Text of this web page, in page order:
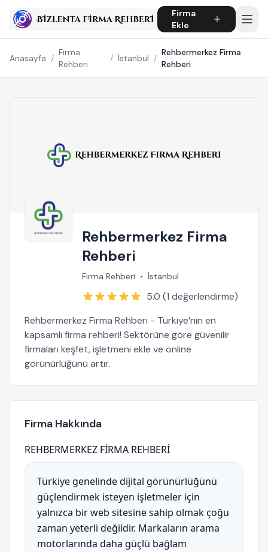
Firma
Ekle
Anasayfa /
Firma
Rehberi
/ İstanbul /
Rehbermerkez Firma
Rehberi
Rehbermerkez Firma
Rehberi
Firma Rehberi • İstanbul
5.0 (1 değerlendirme)
Rehbermerkez Firma Rehberi - Türkiye’nin en
kapsamlı firma rehberi! Sektörüne göre güvenilir
firmaları keşfet, işletmeni ekle ve online
görünürlüğünü artır.
Firma Hakkında
REHBERMERKEZ FİRMA REHBERİ
Türkiye genelinde dijital görünürlüğünü
güçlendirmek isteyen işletmeler için
yalnızca bir web sitesine sahip olmak çoğu
zaman yeterli değildir. Markaların arama
motorlarında daha güçlü bağlam